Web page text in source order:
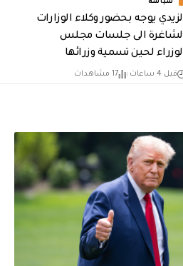
سياسة
يوجه بحضور وكلاء الوزارات
الى جلسات مجلس
لحين تسمية وزرائها
قبل 4 ساعات 17 مشاهدات